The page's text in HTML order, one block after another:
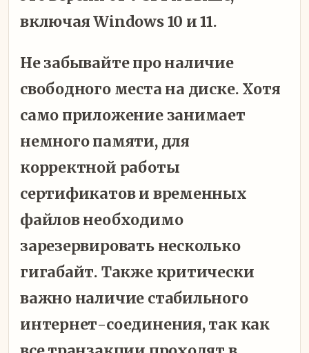
включая Windows 10 и 11.
Не забывайте про наличие
свободного места на диске. Хотя
само приложение занимает
немного памяти, для
корректной работы
сертификатов и временных
файлов необходимо
зарезервировать несколько
гигабайт. Также критически
важно наличие стабильного
интернет-соединения, так как